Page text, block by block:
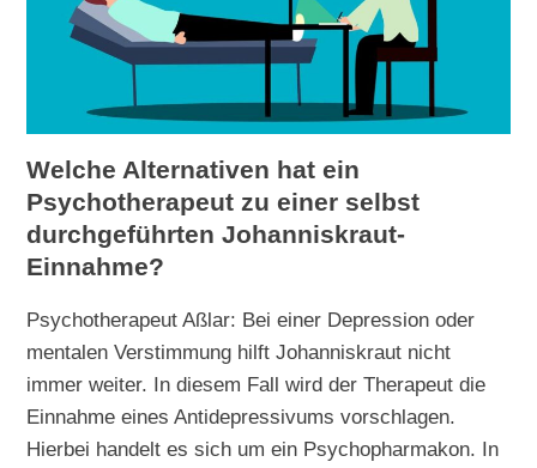
Welche Alternativen hat ein
Psychotherapeut zu einer selbst
durchgeführten Johanniskraut-
Einnahme?
Psychotherapeut Aßlar: Bei einer Depression oder
mentalen Verstimmung hilft Johanniskraut nicht
immer weiter. In diesem Fall wird der Therapeut die
Einnahme eines Antidepressivums vorschlagen.
Hierbei handelt es sich um ein Psychopharmakon. In